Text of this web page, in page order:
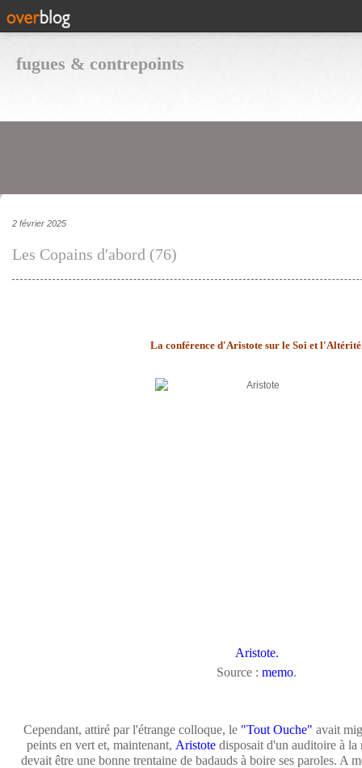
fugues & contrepoints
2 février 2025
Les Copains d'abord (76)
La conférence d'Aristote sur le Soi et
Aristote.
Source : memo.
Cependant, attiré par l'étrange colloque, le "Tout Ouche" avait
peints en vert et, maintenant, Aristote disposait d'un auditoire à la
devait être une bonne trentaine de badauds à boire ses paroles. A